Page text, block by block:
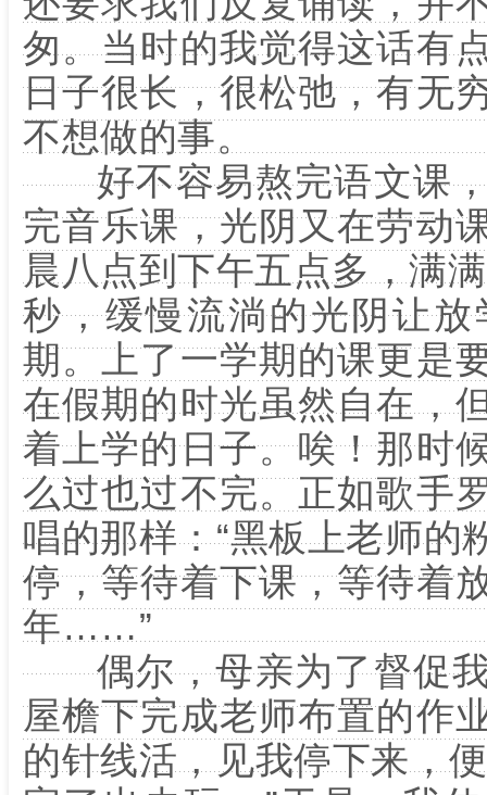
匆。当时的我觉得这话有
日子很长，很松弛，有无
不想做的事。
好不容易熬完语文课，
完音乐课，光阴又在劳动
晨八点到下午五点多，满
秒，缓慢流淌的光阴让
期。上了一学期的课更是
在假期的时光虽然自在，
着上学的日子。唉！那时
么过也过不完。正如歌手
唱的那样：“黑板上老师的
停，等待着下课，等待着
年……”
偶尔，母亲为了督促我
屋檐下完成老师布置的作
的针线活，见我停下来，